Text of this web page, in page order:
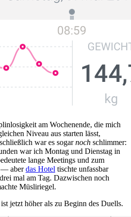
am Wochenende, die mich
Niveau aus starten lässt,
war es sogarnoch schlimmer:
war ich Montag und Dienstag in
lange Meetings und zum
— aberdas Hotel tischte unfassbar
mal am Tag. Dazwischen noch
Müsliriegel.
jetzt höher als zu Beginn des Duells.